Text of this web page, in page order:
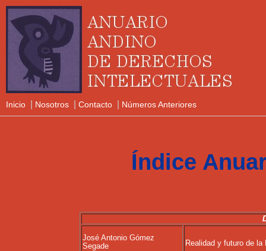
Inicio Nosotros Contacto Números Anteriores
Índice
José Antonio Gómez
Segade
Realidad y futuro de